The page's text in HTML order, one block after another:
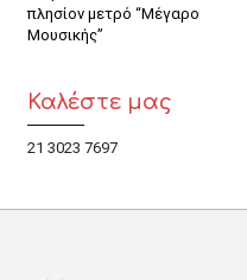
πλησίον μετρό “Μέγαρο
Μουσικής”
Καλέστε μας
21 3023 7697